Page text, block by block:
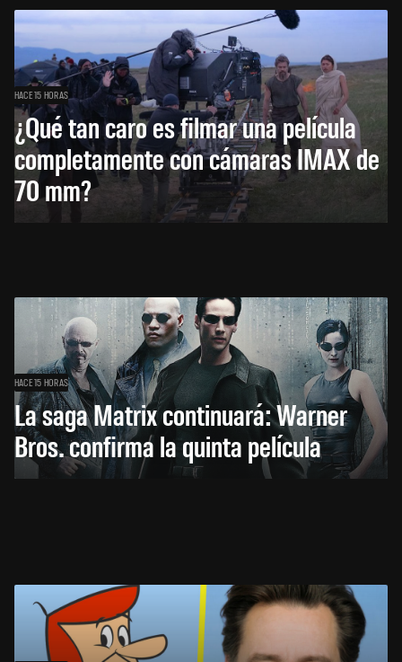
HACE 15 HORAS
¿Qué tan caro es filmar una película
completamente con cámaras IMAX de
70 mm?
HACE 15 HORAS
La saga Matrix continuará: Warner
Bros. confirma la quinta película